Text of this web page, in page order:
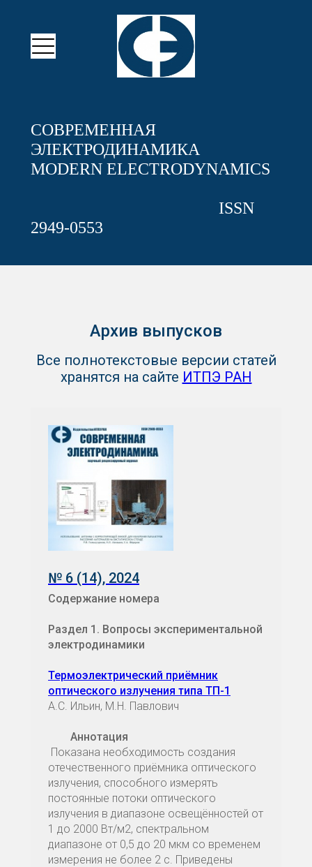
СОВРЕМЕННАЯ
ЭЛЕКТРОДИНАМИКА
MODERN ELECTRODYNAMICS
ISSN
2949-0553
Архив выпусков
Все полнотекстовые версии статей
хранятся на сайте ИТПЭ РАН
№ 6 (14), 2024
Содержание номера
Раздел 1. Вопросы экспериментальной
электродинамики
Термоэлектрический приёмник
оптического излучения типа ТП-1
А.C. Ильин, М.Н. Павлович
Аннотация
Показана необходимость создания
отечественного приёмника оптического
излучения, способного измерять
постоянные потоки оптического
излучения в диапазоне освещённостей от
1 до 2000 Вт/м2, спектральном
диапазоне от 0,5 до 20 мкм со временем
измерения не более 2 с. Приведены